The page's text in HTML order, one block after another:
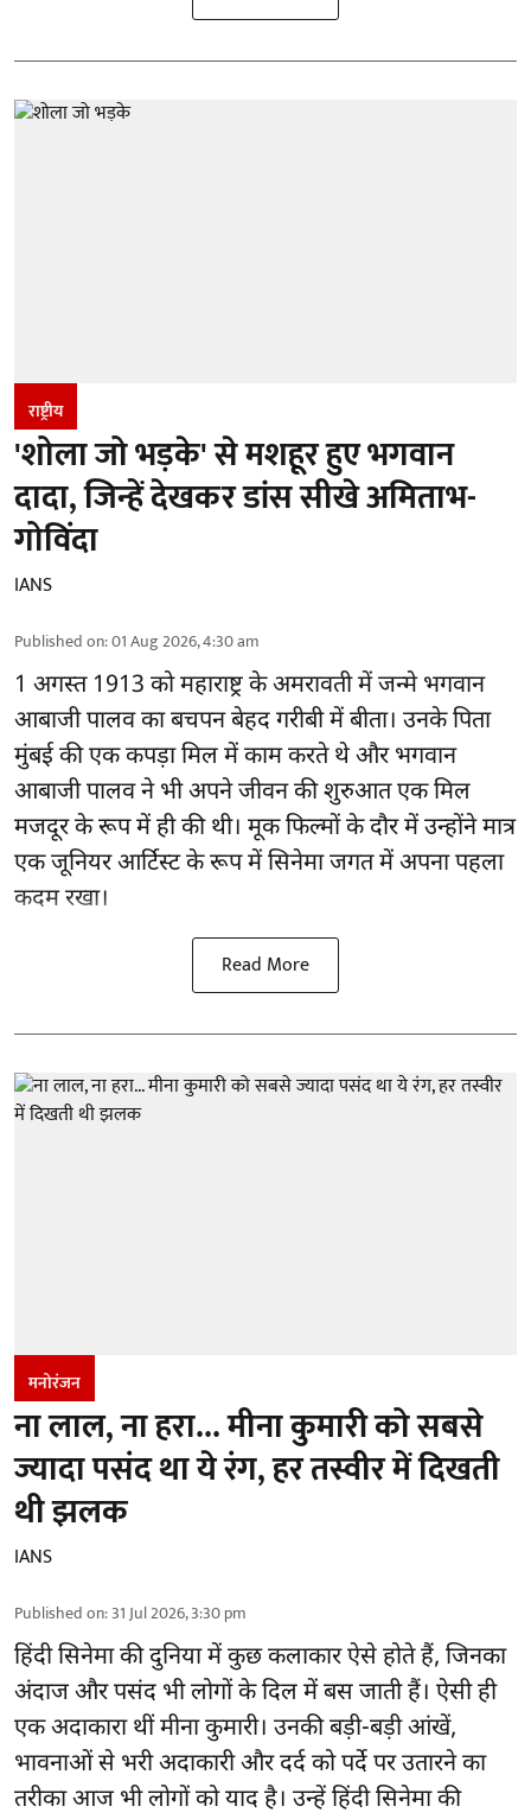
राष्ट्रीय
'शोला जो भड़के' से मशहूर हुए भगवान
दादा, जिन्हें देखकर डांस सीखे अमिताभ-
गोविंदा
IANS
Published on:01 Aug 2026, 4:30 am
1 अगस्त 1913 को महाराष्ट्र के अमरावती में जन्मे भगवान
आबाजी पालव का बचपन बेहद गरीबी में बीता। उनके पिता
मुंबई की एक कपड़ा मिल में काम करते थे और भगवान
आबाजी पालव ने भी अपने जीवन की शुरुआत एक मिल
मजदूर के रूप में ही की थी। मूक फिल्मों के दौर में उन्होंने मात्र
एक जूनियर आर्टिस्ट के रूप में सिनेमा जगत में अपना पहला
कदम रखा।
Read More
मनोरंजन
ना लाल, ना हरा... मीना कुमारी को सबसे
ज्यादा पसंद था ये रंग, हर तस्वीर में दिखती
थी झलक
IANS
Published on:31 Jul 2026, 3:30 pm
हिंदी सिनेमा की दुनिया में कुछ कलाकार ऐसे होते हैं, जिनका
अंदाज और पसंद भी लोगों के दिल में बस जाती हैं। ऐसी ही
एक अदाकारा थीं मीना कुमारी। उनकी बड़ी-बड़ी आंखें,
भावनाओं से भरी अदाकारी और दर्द को पर्दे पर उतारने का
तरीका आज भी लोगों को याद है। उन्हें हिंदी सिनेमा की